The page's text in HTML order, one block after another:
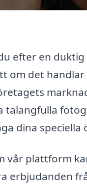
efter en
om det
talangfulla
dina speciella
vår plattform
erbjudanden